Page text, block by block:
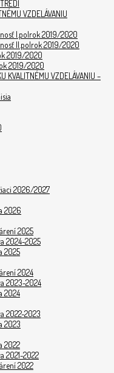
VZDELÁVANIU
I.polrok 2019/2020
II.polrok 2019/2020
2019/2020
2019/2020
KVALITNÉMU VZDELÁVANIU –
2026/2027
2026
2025
2024-2025
2025
2024
2023-2024
2024
2022-2023
2023
2022
2021-2022
2022